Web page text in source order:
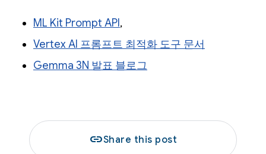
ML Kit Prompt API ,
Vertex AI 프롬프트 최적화 도구 문서
Gemma 3N 발표 블로그
linkShare this post